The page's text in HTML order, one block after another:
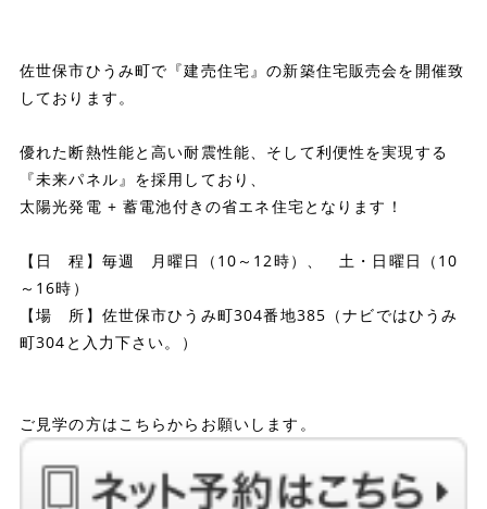
佐世保市ひうみ町で『建売住宅』の新築住宅販売会を開催致
しております。
優れた断熱性能と高い耐震性能、そして利便性を実現する
『未来パネル』を採用しており、
太陽光発電 + 蓄電池付きの省エネ住宅となります！
【日 程】毎週 月曜日（10～12時）、 土・日曜日（10
～16時）
【場 所】佐世保市ひうみ町304番地385（ナビではひうみ
町304と入力下さい。）
ご見学の方はこちらからお願いします。